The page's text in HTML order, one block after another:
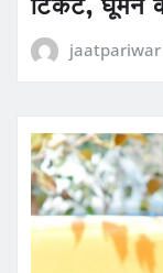
jaatpariwar